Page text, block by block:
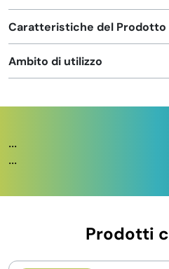
Caratteristiche del Prodotto
Ambito di utilizzo
...
...
Prodotti